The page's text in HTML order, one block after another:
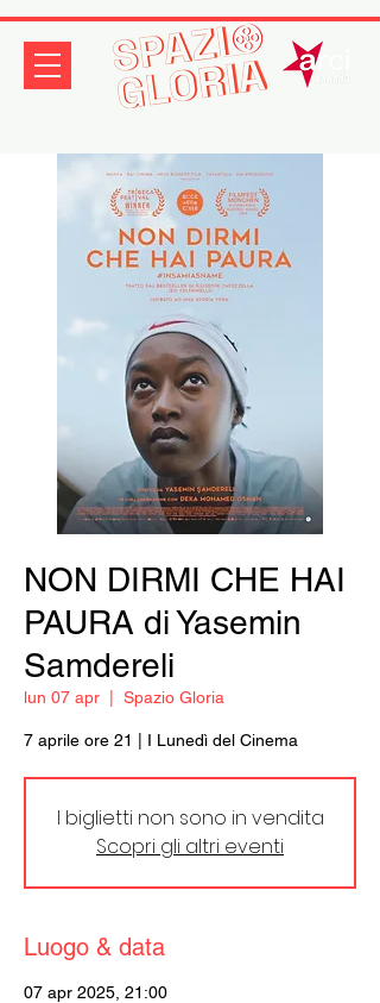
NON DIRMI CHE HAI
PAURA di Yasemin
Samdereli
lun 07 apr Spazio Gloria
7 aprile ore 21 | I Lunedì del Cinema
I biglietti non sono in vendita
Scopri gli altri eventi
Luogo & data
07 apr 2025, 21:00